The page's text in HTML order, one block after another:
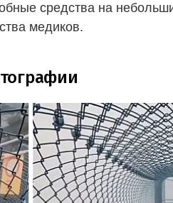
средства на
медиков.